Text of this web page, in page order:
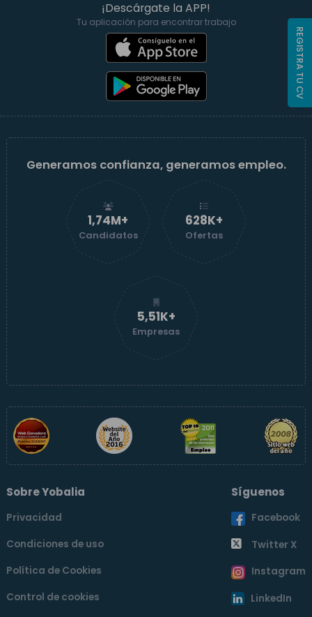
¡Descárgate la APP!
Tu aplicación para encontrar trabajo
Generamos confianza, generamos empleo.
1,74M+
Candidatos
629K+
Ofertas
5,51K+
Empresas
Sobre Yobalia
Privacidad
Condiciones de uso
Política de Cookies
Control de cookies
Síguenos
Facebook
Twitter X
Instagram
LinkedIn
REGISTRA TU CV